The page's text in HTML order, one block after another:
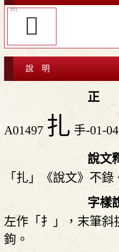
𢮊
說 明
正
A01497 扎 手-01-04
說文
「扎」《說文》不錄
字樣
左作「扌」，末筆斜
鉤。